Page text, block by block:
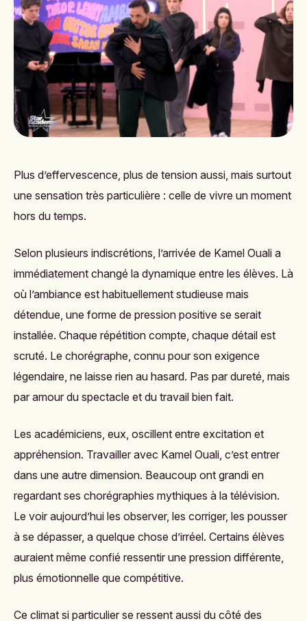
Plus d’effervescence, plus de tension aussi, mais surtout
une sensation très particulière : celle de vivre un moment
hors du temps.
Selon plusieurs indiscrétions, l’arrivée de Kamel Ouali a
immédiatement changé la dynamique entre les élèves. Là
où l’ambiance est habituellement studieuse mais
détendue, une forme de pression positive se serait
installée. Chaque répétition compte, chaque détail est
scruté. Le chorégraphe, connu pour son exigence
légendaire, ne laisse rien au hasard. Pas par dureté, mais
par amour du spectacle et du travail bien fait.
Les académiciens, eux, oscillent entre excitation et
appréhension. Travailler avec Kamel Ouali, c’est entrer
dans une autre dimension. Beaucoup ont grandi en
regardant ses chorégraphies mythiques à la télévision.
Le voir aujourd’hui les observer, les corriger, les pousser
à se dépasser, a quelque chose d’irréel. Certains élèves
auraient même confié ressentir une pression différente,
plus émotionnelle que compétitive.
Ce climat si particulier se ressent aussi du côté des